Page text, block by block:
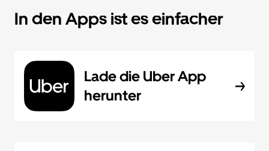
In den Apps ist es einfacher
Lade die Uber App
herunter